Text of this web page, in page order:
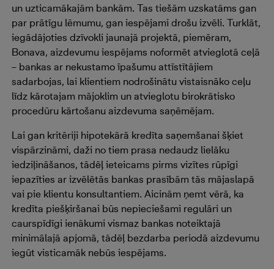
un uzticamākajām bankām. Tas tiešām uzskatāms gan
par prātīgu lēmumu, gan iespējami drošu izvēli. Turklāt,
iegādājoties dzīvokli jaunajā projektā, piemēram,
Bonava, aizdevumu iespējams noformēt atvieglotā ceļā
– bankas ar nekustamo īpašumu attīstītājiem
sadarbojas, lai klientiem nodrošinātu vistaisnāko ceļu
līdz kārotajam mājoklim un atvieglotu birokrātisko
procedūru kārtošanu aizdevuma saņēmējam.
Lai gan kritēriji hipotekārā kredīta saņemšanai šķiet
vispārzināmi, daži no tiem prasa nedaudz lielāku
iedziļināšanos, tādēļ ieteicams pirms vizītes rūpīgi
iepazīties ar izvēlētās bankas prasībām tās mājaslapā
vai pie klientu konsultantiem. Aicinām ņemt vērā, ka
kredīta piešķiršanai būs nepieciešami regulāri un
caurspīdīgi ienākumi vismaz bankas noteiktajā
minimālajā apjomā, tādēļ bezdarba periodā aizdevumu
iegūt visticamāk nebūs iespējams.